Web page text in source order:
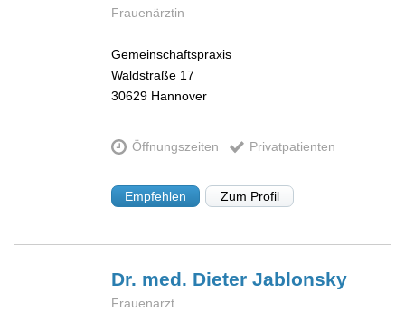
Frauenärztin
Gemeinschaftspraxis
Waldstraße 17
30629 Hannover
Öffnungszeiten Privatpatienten
Empfehlen Zum Profil
Dr. med. DieterJablonsky
Frauenarzt